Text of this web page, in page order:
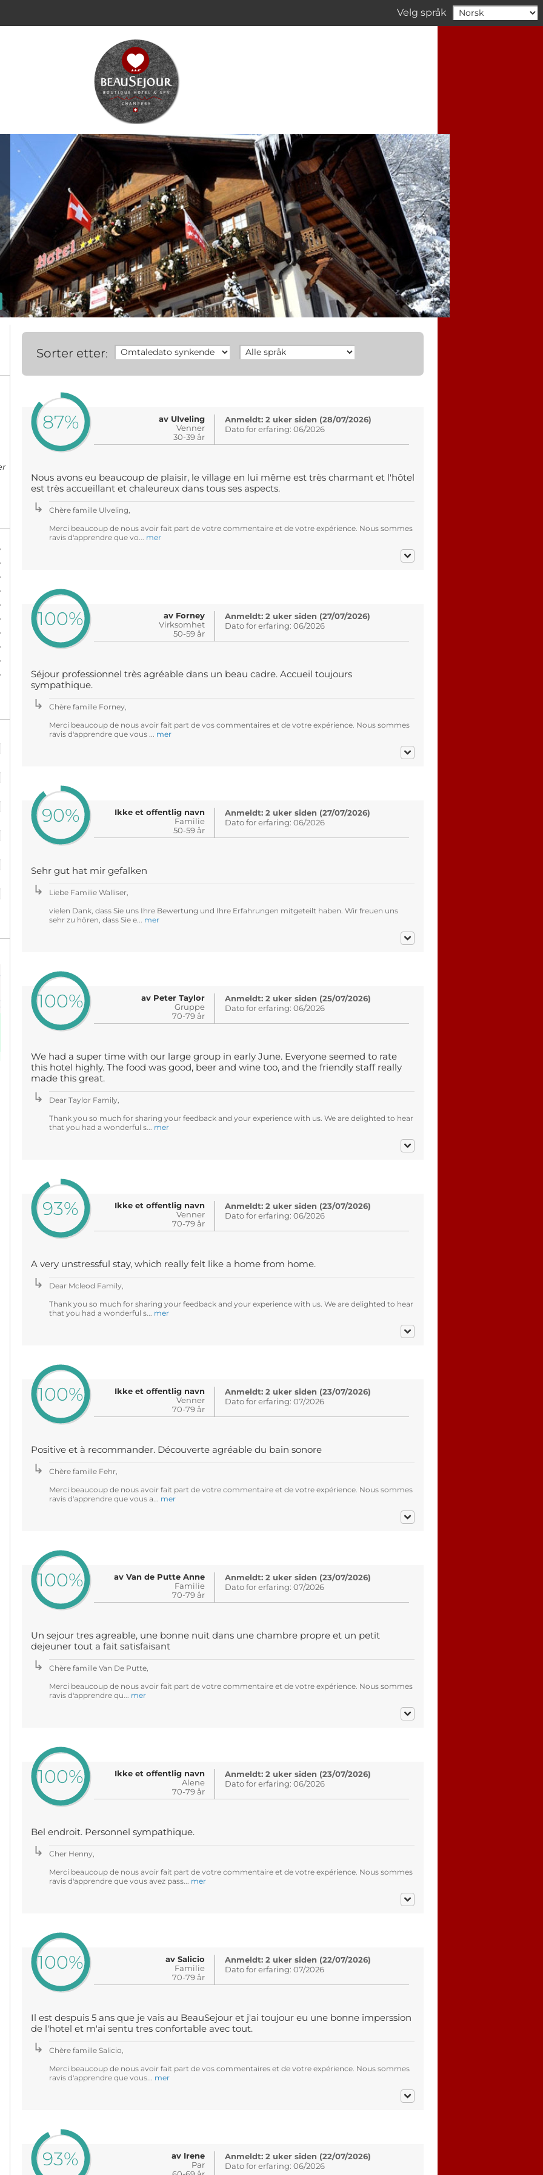
Velg språk
Sorter etter:
87%
av Ulveling
Venner
30-39 år
Anmeldt: 2 uker siden (28/07/2026)
Dato for erfaring: 06/2026
Nous avons eu beaucoup de plaisir, le village en lui même est très charmant et l'hôtel
est très accueillant et chaleureux dans tous ses aspects.
Chère famille Ulveling,
Merci beaucoup de nous avoir fait part de votre commentaire et de votre expérience. Nous sommes
ravis d'apprendre que vo... mer
100%
av Forney
Virksomhet
50-59 år
Anmeldt: 2 uker siden (27/07/2026)
Dato for erfaring: 06/2026
Séjour professionnel très agréable dans un beau cadre. Accueil toujours
sympathique.
Chère famille Forney,
Merci beaucoup de nous avoir fait part de vos commentaires et de votre expérience. Nous sommes
ravis d'apprendre que vous ... mer
90%
Ikke et offentlig navn
Familie
50-59 år
Anmeldt: 2 uker siden (27/07/2026)
Dato for erfaring: 06/2026
Sehr gut hat mir gefalken
Liebe Familie Walliser,
vielen Dank, dass Sie uns Ihre Bewertung und Ihre Erfahrungen mitgeteilt haben. Wir freuen uns
sehr zu hören, dass Sie e... mer
100%
av Peter Taylor
Gruppe
70-79 år
Anmeldt: 2 uker siden (25/07/2026)
Dato for erfaring: 06/2026
We had a super time with our large group in early June. Everyone seemed to rate
this hotel highly. The food was good, beer and wine too, and the friendly staff really
made this great.
Dear Taylor Family,
Thank you so much for sharing your feedback and your experience with us. We are delighted to hear
that you had a wonderful s... mer
93%
Ikke et offentlig navn
Venner
70-79 år
Anmeldt: 2 uker siden (23/07/2026)
Dato for erfaring: 06/2026
A very unstressful stay, which really felt like a home from home.
Dear Mcleod Family,
Thank you so much for sharing your feedback and your experience with us. We are delighted to hear
that you had a wonderful s... mer
100%
Ikke et offentlig navn
Venner
70-79 år
Anmeldt: 2 uker siden (23/07/2026)
Dato for erfaring: 07/2026
Positive et à recommander. Découverte agréable du bain sonore
Chère famille Fehr,
Merci beaucoup de nous avoir fait part de votre commentaire et de votre expérience. Nous sommes
ravis d'apprendre que vous a... mer
100%
av Van de Putte Anne
Familie
70-79 år
Anmeldt: 2 uker siden (23/07/2026)
Dato for erfaring: 07/2026
Un sejour tres agreable, une bonne nuit dans une chambre propre et un petit
dejeuner tout a fait satisfaisant
Chère famille Van De Putte,
Merci beaucoup de nous avoir fait part de votre commentaire et de votre expérience. Nous sommes
ravis d'apprendre qu... mer
100%
Ikke et offentlig navn
Alene
70-79 år
Anmeldt: 2 uker siden (23/07/2026)
Dato for erfaring: 06/2026
Bel endroit. Personnel sympathique.
Cher Henny,
Merci beaucoup de nous avoir fait part de votre commentaire et de votre expérience. Nous sommes
ravis d'apprendre que vous avez pass... mer
100%
av Salicio
Familie
70-79 år
Anmeldt: 2 uker siden (22/07/2026)
Dato for erfaring: 07/2026
Il est despuis 5 ans que je vais au BeauSejour et j'ai toujour eu une bonne imperssion
de l'hotel et m'ai sentu tres confortable avec tout.
Chère famille Salicio,
Merci beaucoup de nous avoir fait part de vos commentaires et de votre expérience. Nous sommes
ravis d'apprendre que vous... mer
93%
av Irene
Par
Anmeldt: 2 uker siden (22/07/2026)
Dato for erfaring: 06/2026